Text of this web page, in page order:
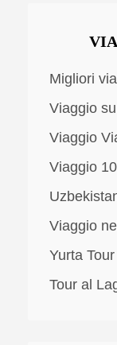
Migliori
Viaggio
Viaggio
Viaggio
Viaggio
Yurta Tour
Tour al